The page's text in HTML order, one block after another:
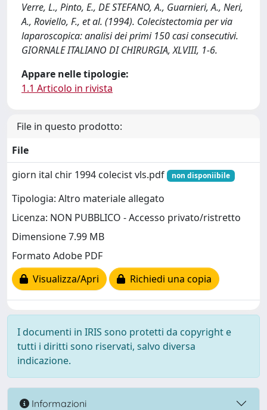
Verre, L., Pinto, E., DE STEFANO, A., Guarnieri, A., Neri,
A., Roviello, F., et al. (1994). Colecistectomia per via
laparoscopica: analisi dei primi 150 casi consecutivi.
GIORNALE ITALIANO DI CHIRURGIA, XLVIII, 1-6.
Appare nelle tipologie:
1.1 Articolo in rivista
File in questo prodotto:
File
giorn ital chir 1994 colecist vls.pdf
non disponiibile
Tipologia: Altro materiale allegato
Licenza: NON PUBBLICO - Accesso privato/ristretto
Dimensione 7.99 MB
Formato Adobe PDF
Visualizza/Apri
Richiedi una copia
I documenti in IRIS sono protetti da copyright e
tutti i diritti sono riservati, salvo diversa
indicazione.
Informazioni